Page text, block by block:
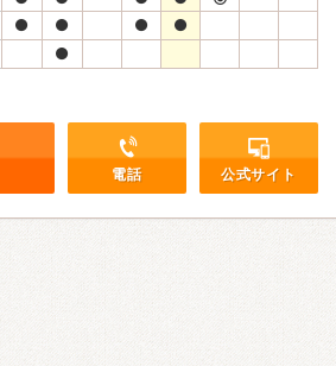
電話 公式サイト